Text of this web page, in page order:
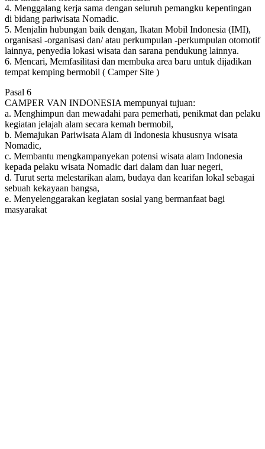
4. Menggalang kerja sama dengan seluruh pemangku kepentingan
di bidang pariwisata Nomadic.
5. Menjalin hubungan baik dengan, Ikatan Mobil Indonesia (IMI),
organisasi -organisasi dan/ atau perkumpulan -perkumpulan otomotif
lainnya, penyedia lokasi wisata dan sarana pendukung lainnya.
6. Mencari, Memfasilitasi dan membuka area baru untuk dijadikan
tempat kemping bermobil ( Camper Site )
Pasal 6
CAMPER VAN INDONESIA mempunyai tujuan:
a. Menghimpun dan mewadahi para pemerhati, penikmat dan pelaku
kegiatan jelajah alam secara kemah bermobil,
b. Memajukan Pariwisata Alam di Indonesia khususnya wisata
Nomadic,
c. Membantu mengkampanyekan potensi wisata alam Indonesia
kepada pelaku wisata Nomadic dari dalam dan luar negeri,
d. Turut serta melestarikan alam, budaya dan kearifan lokal sebagai
sebuah kekayaan bangsa,
e. Menyelenggarakan kegiatan sosial yang bermanfaat bagi
masyarakat